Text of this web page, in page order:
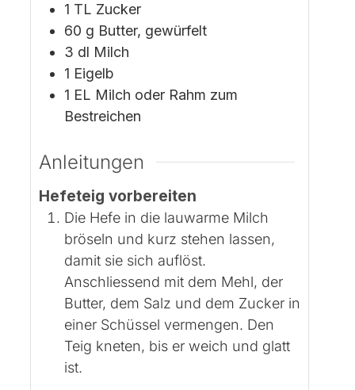
1 TL Zucker
60 g Butter, gewürfelt
3 dl Milch
1 Eigelb
1 EL Milch oder Rahm zum
Bestreichen
Anleitungen
Hefeteig vorbereiten
Die Hefe in die lauwarme Milch
bröseln und kurz stehen lassen,
damit sie sich auflöst.
Anschliessend mit dem Mehl, der
Butter, dem Salz und dem Zucker in
einer Schüssel vermengen. Den
Teig kneten, bis er weich und glatt
ist.